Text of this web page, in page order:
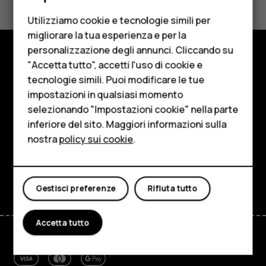
Cellulari
Telefoni per anziani
Accessori
HMD Terra M
Per le imprese
Tablet
Negozio
Il mio account
Sì No
Negozio
Informazioni su
Planet and people
Assistenza
FacebookInstagram
TiktokYoutubeLinkedinDiscord
Utilizziamo cookie e tecnologie simili per
migliorare la tua esperienza e per la
personalizzazione degli annunci. Cliccando su
"Accetta tutto", accetti l'uso di cookie e
tecnologie simili. Puoi modificare le tue
impostazioni in qualsiasi momento
selezionando "Impostazioni cookie" nella parte
inferiore del sito. Maggiori informazioni sulla
nostrapolicy sui cookie.
Rifiuta tutto
Gestisci preferenze
Accetta tutto